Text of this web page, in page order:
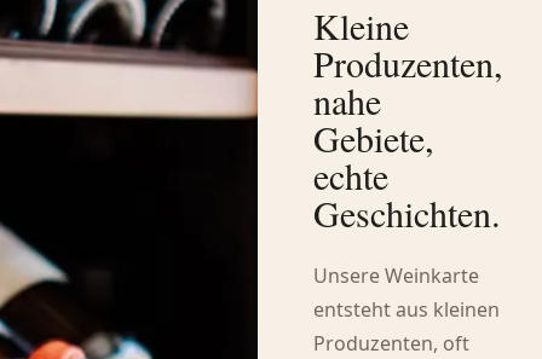
Kleine
Produzenten,
nahe
Gebiete,
echte
Geschichten.
Unsere Weinkarte
entsteht aus kleinen
Produzenten, oft